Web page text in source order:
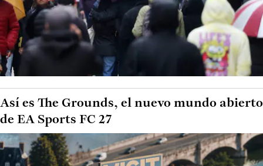
Así es The Grounds, el nuevo mundo abierto
de EA Sports FC 27